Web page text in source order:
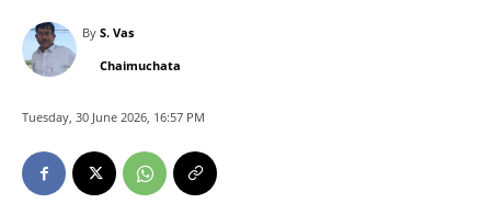
By S. Vas
Chaimuchata
Tuesday, 30 June 2026, 16:57 PM